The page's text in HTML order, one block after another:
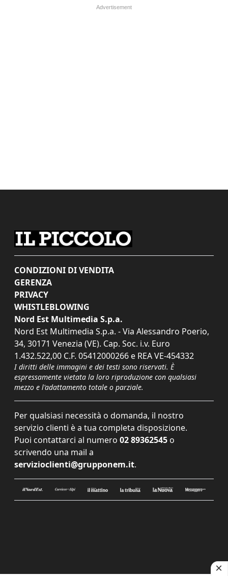
CONDIZIONI DI VENDITA
GERENZA
PRIVACY
WHISTLEBLOWING
Nord Est Multimedia S.p.a.
Nord Est Multimedia S.p.a. - Via Alessandro Poerio,
34, 30171 Venezia (VE). Cap. Soc. i.v. Euro
1.432.522,00 C.F. 05412000266 e REA VE-454332
I diritti delle immagini e dei testi sono riservati. È
espressamente vietata la loro riproduzione con qualsiasi
mezzo e l'adattamento totale o parziale.
Per qualsiasi necessità o domanda, il nostro
servizio clienti è a tua completa disposizione.
Puoi contattarci al numero 02 89362545 o
scrivendo una mail a
servizioclienti@grupponem.it.